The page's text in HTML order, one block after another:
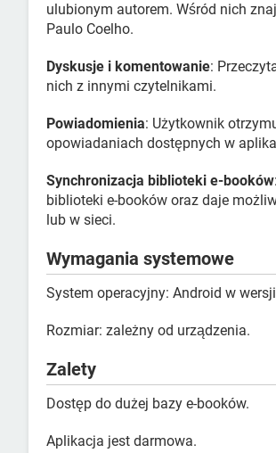
ulubionym autorem. Wśród nich
Paulo Coelho.
Dyskusje i komentowanie:
nich z innymi czytelnikami.
Powiadomienia: Użytkownik
opowiadaniach dostępnych w
Synchronizacja biblioteki e-booków
biblioteki e-booków oraz daje
lub w sieci.
Wymagania systemowe
System operacyjny: Android w
Rozmiar: zależny od urządzenia.
Zalety
Dostęp do dużej bazy e-booków.
Aplikacja jest darmowa.